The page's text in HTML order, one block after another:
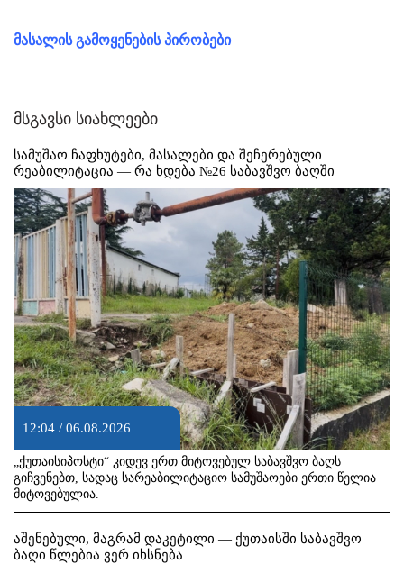
მასალის გამოყენების პირობები
მსგავსი სიახლეები
სამუშაო ჩაფხუტები, მასალები და შეჩერებული
რეაბილიტაცია — რა ხდება №26 საბავშვო ბაღში
12:04 / 06.08.2026
„ქუთაისიპოსტი“ კიდევ ერთ მიტოვებულ საბავშვო ბაღს
გიჩვენებთ, სადაც სარეაბილიტაციო სამუშაოები ერთი წელია
მიტოვებულია.
აშენებული, მაგრამ დაკეტილი — ქუთაისში საბავშვო
ბაღი წლებია ვერ იხსნება